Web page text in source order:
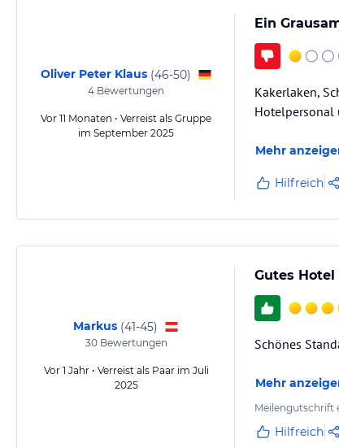
Hinweis: Allgemeine und unverbindliche Hoteliers-/
Gewähr und ohne Prüfung durch HolidayCheck. Bitte lies vor
Oliver Peter Klaus (46-50)
4 Bewertungen
Vor 11 Monaten • Verreist als Gruppe
im September 2025
Ein
Kakerlaken,
Hotelpersonal
Mehr
Hilfreich
Markus (41-45)
30Bewertungen
Vor 1 Jahr • Verreist als Paar im Juli
2025
Gutes
Schönes
Mehr
Meilengutschrift
Hilfreich